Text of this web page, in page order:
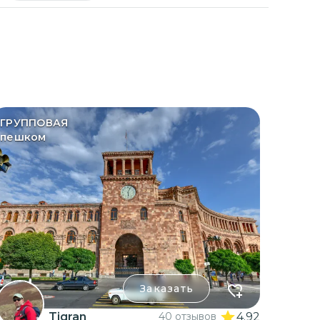
ГРУППОВАЯ
пешком
Заказать
Tigran 40 отзывов 4.92